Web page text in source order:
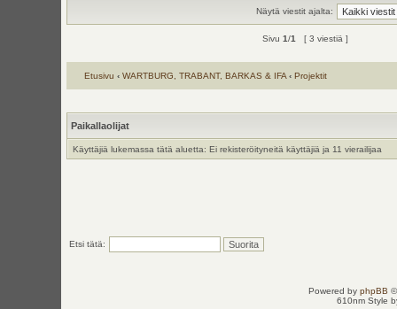
Näytä viestit ajalta:
Sivu 1/1 [ 3 viestiä ]
Etusivu ‹ WARTBURG, TRABANT, BARKAS & IFA ‹ Projektit
Paikallaolijat
Käyttäjiä lukemassa tätä aluetta: Ei rekisteröityneitä käyttäjiä ja 11 vierailijaa
Etsi tätä:
Powered by phpBB
610nm Style